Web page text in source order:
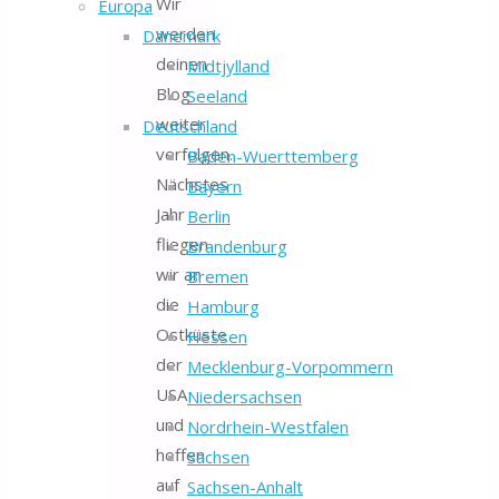
Europa
Dänemark
Midtjylland
Seeland
Deutschland
Baden-Wuerttemberg
Bayern
Berlin
Brandenburg
Bremen
Hamburg
Hessen
Mecklenburg-Vorpommern
Niedersachsen
Nordrhein-Westfalen
Sachsen
Sachsen-Anhalt
werden
deinen
Blog
weiter
verfolgen.
Nächstes
Jahr
fliegen
wir an
die
Ostküste
der
USA
und
hoffen
auf